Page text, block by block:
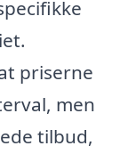
priserne
men
tilbud,